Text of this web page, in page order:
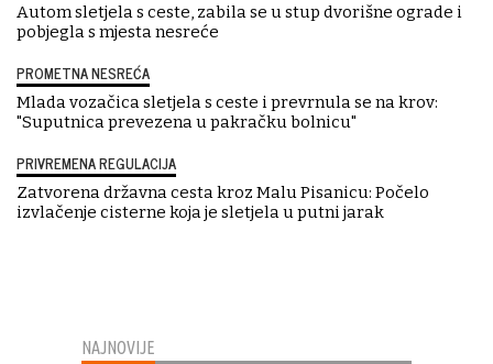
Autom sletjela s ceste, zabila se u stup dvorišne ograde i
pobjegla s mjesta nesreće
PROMETNA NESREĆA
Mlada vozačica sletjela s ceste i prevrnula se na krov:
"Suputnica prevezena u pakračku bolnicu"
PRIVREMENA REGULACIJA
Zatvorena državna cesta kroz Malu Pisanicu: Počelo
izvlačenje cisterne koja je sletjela u putni jarak
NAJNOVIJE